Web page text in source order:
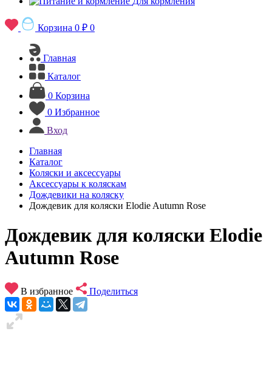
Корзина 0 ₽ 0
Главная
Каталог
0 Корзина
0 Избранное
Вход
Главная
Каталог
Коляски и аксессуары
Аксессуары к коляскам
Дождевики на коляску
Дождевик для коляски Elodie Autumn Rose
Дождевик для коляски Elodie
Autumn Rose
В избранное Поделиться